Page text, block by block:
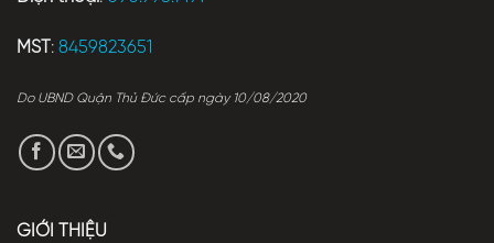
MST : 8459823651
Do UBND Quận Thủ Đức cấp ngày 10/08/2020
GIỚI THIỆU